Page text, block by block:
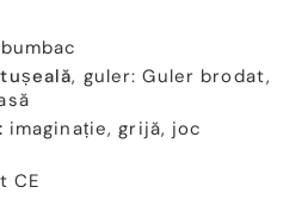
, guler: Guler brodat,
imaginație, grijă, joc
CE